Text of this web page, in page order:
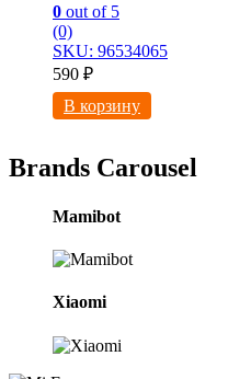
0 out of 5
(0)
SKU: 96534065
590 ₽
В корзину
Brands Carousel
Mamibot
Xiaomi